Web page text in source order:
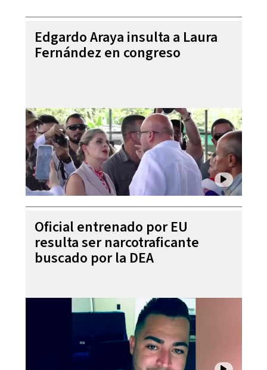
Edgardo Araya insulta a Laura
Fernández en congreso
Oficial entrenado por EU
resulta ser narcotraficante
buscado por la DEA